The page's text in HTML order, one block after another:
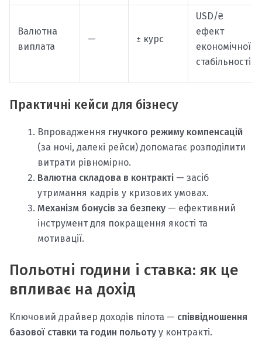
Валютна
виплата
— ± курс
USD/₴
ефект
економічної
стабільності
Практичні кейси для бізнесу
Впровадження гнучкого режиму компенсацій
(за ночі, далекі рейси) допомагає розподілити
витрати рівномірно.
Валютна складова в контракті — засіб
утримання кадрів у кризових умовах.
Механізм бонусів за безпеку — ефективний
інструмент для покращення якості та
мотивації.
Польотні години і ставка: як це
впливає на дохід
Ключовий драйвер доходів пілота — співвідношення
базової ставки та годин польоту у контракті.